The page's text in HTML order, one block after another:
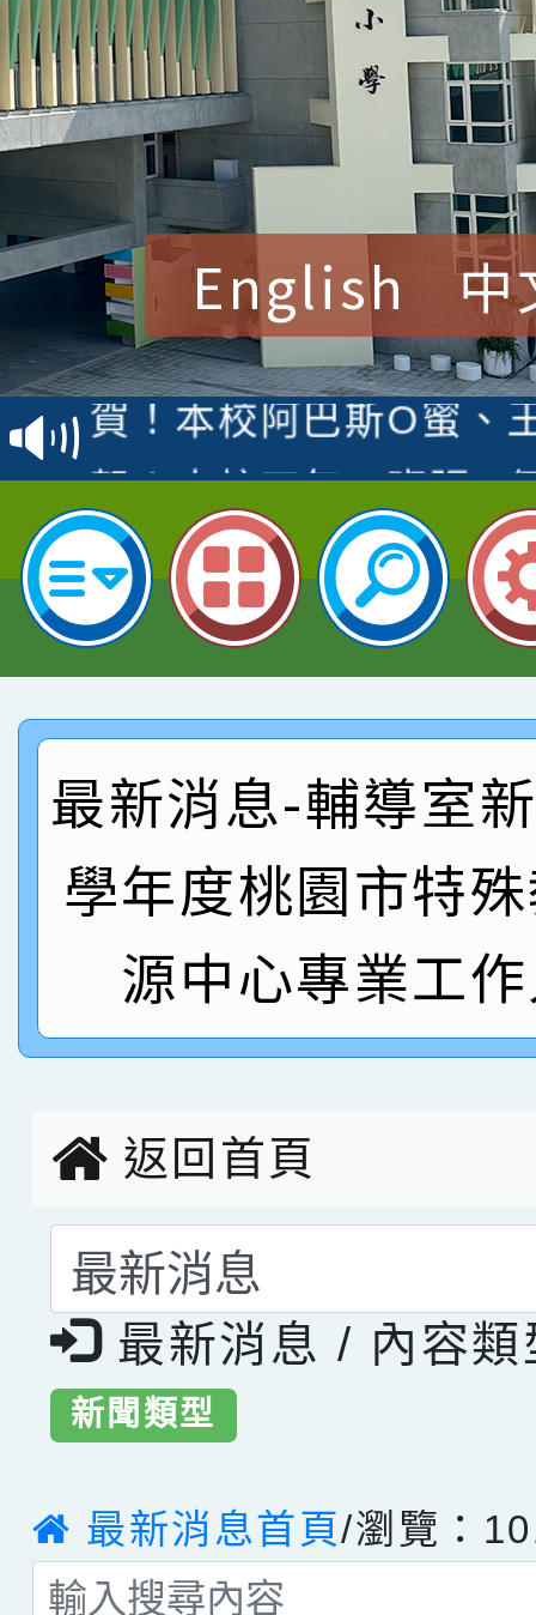
English 中
賀！本校參加桃園市中
賽 洪綺君教師榮獲社
名
賀！本校阿巴斯O蜜、
倩參加桃園市科展 國
名 指導老師王老師、
賀！本校四年二班張O
園市英語競賽國小朗讀
指導老師林老師
賀！本校參加桃園市中
賽 劉文瑛教師榮獲教
臺灣台語-第二名
賀！本校參與2026世
市賽榮獲科學小創客佳
創客第三名。
賀！本校參加桃園市中
賽 洪綺君教師榮獲社
名
賀！本校阿巴斯O蜜、
倩參加桃園市科展 國
名 指導老師王老師、
賀！本校四年二班張O
園市英語競賽國小朗讀
指導老師林老師
賀！本校參加桃園市中
賽 劉文瑛教師榮獲教
臺灣台語-第二名
賀！本校參與2026世
市賽榮獲科學小創客佳
最新消息-輔導室
學年度桃園市特
源中心專業工
返回首頁
選擇後頁面內容會更
最新消息 / 內容類
新聞類型
最新消息首頁/瀏覽：